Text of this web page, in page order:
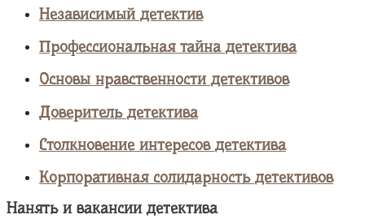
Независимый детектив
Профессиональная тайна детектива
Основы нравственности детективов
Доверитель детектива
Столкновение интересов детектива
Корпоративная солидарность детективов
Нанять и вакансии детектива